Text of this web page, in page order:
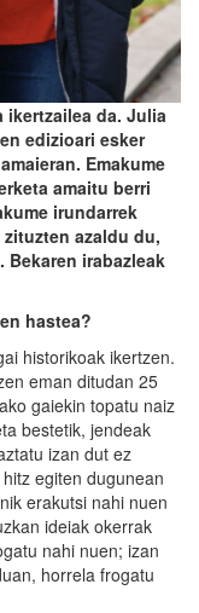
ikertzailea da. Julia
edizioari esker
Emakume
amaitu berri
irundarrek
azaldu du,
irabazleak
hastea?
historikoak ikertzen.
eman ditudan 25
gaiekin topatu naiz
bestetik, jendeak
izan dut ez
egiten dugunean
erakutsi nahi nuen
ideiak okerrak
nahi nuen; izan
horrela frogatu